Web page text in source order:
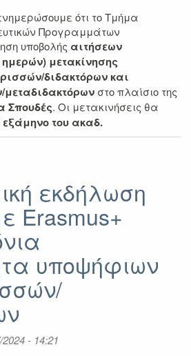
ότι το Τμήμα
Προγραμμάτων
υποβολής αιτήσεων
μετακίνησης
διδακτόρων και
μεταδιδακτόρων στο πλαίσιο της
Σπουδές. Οι μετακινήσεις θα
εξάμηνο του ακαδ.
εκδήλωση
Erasmus+
υποψήφιων
- 14:21